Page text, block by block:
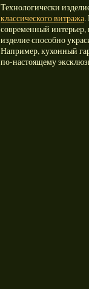
Технологически
классического витража.
современный интерьер,
изделие способно
Например, кухонный
по-настоящему